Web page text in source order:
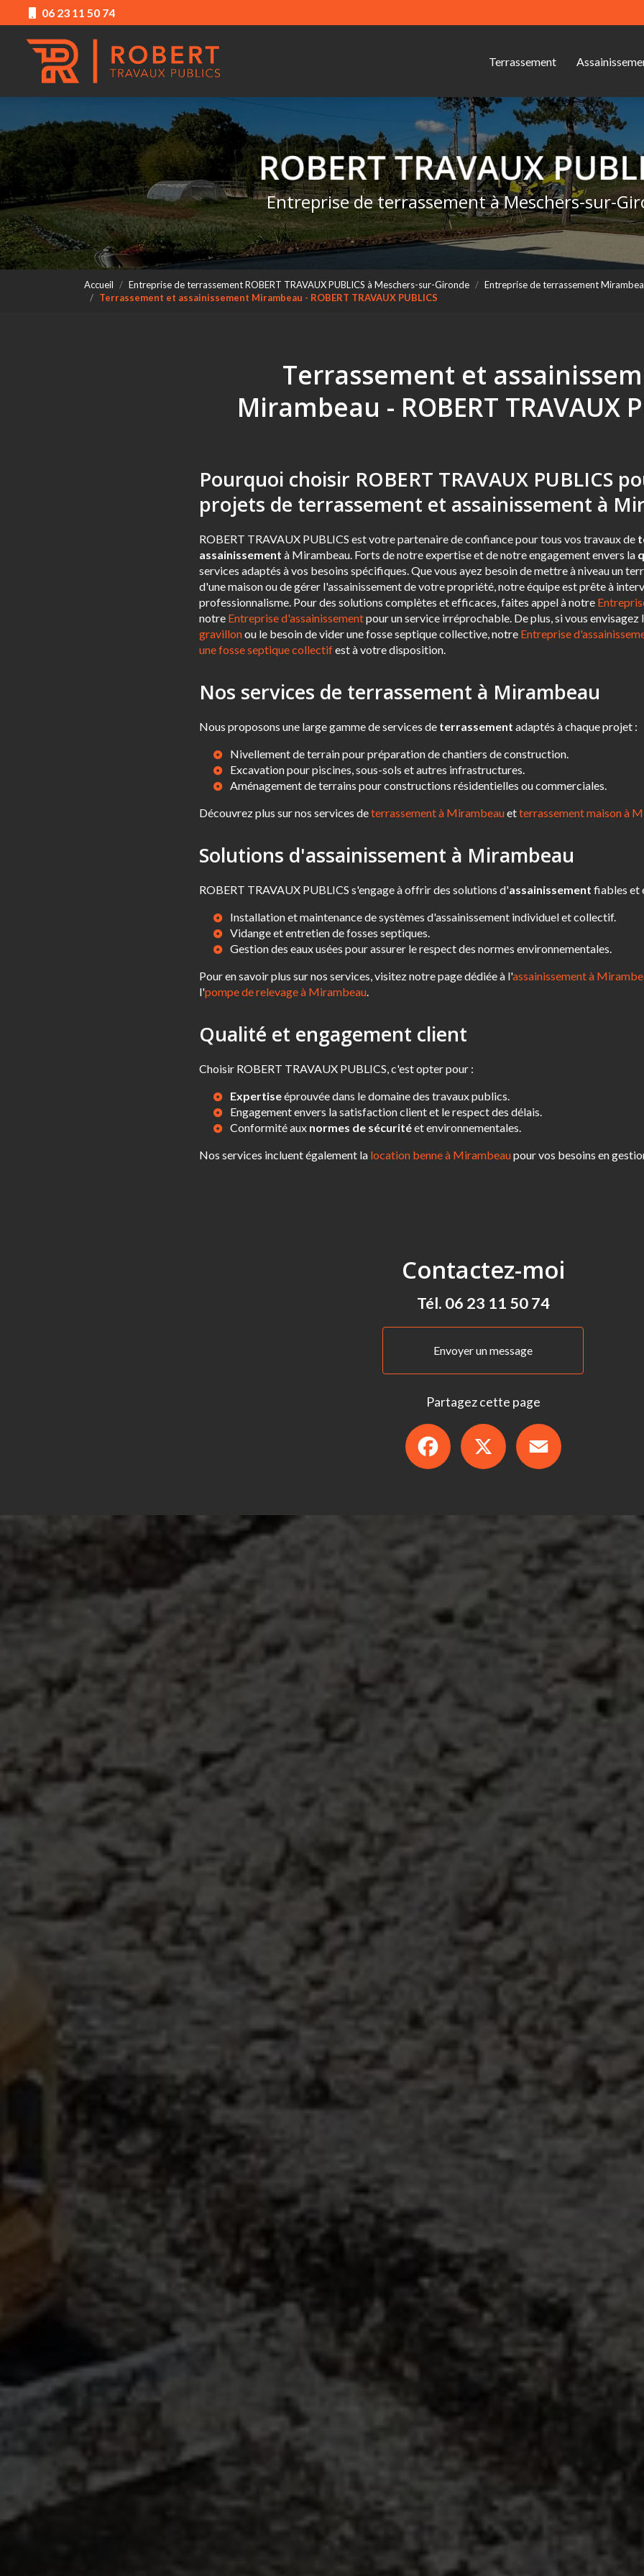
au
contenu
principal
06 23 11 50 74
Terrassement
Entreprise de terrassement à Meschers-sur-
Accueil Entreprise de terrassement ROBERT TRAVAUX PUBLICS à Meschers-sur-Gironde
Entreprise de terrassement
Terrassement et assainissement Mirambeau - ROBERT TRAVAUX PUBLICS
Terrassement et
Mirambeau - ROBERT TRAVAUX
Pourquoi choisir ROBERT TRAVAUX PUBLICS
projets de terrassement et assainissement à
ROBERT TRAVAUX PUBLICS est votre partenaire de confiance pour tous vos travaux de
assainissement à Mirambeau. Forts de notre expertise et de notre engagement envers la
services adaptés à vos besoins spécifiques. Que vous ayez besoin de mettre à niveau un
d'une maison ou de gérer l'assainissement de votre propriété, notre équipe est prête à
professionnalisme. Pour des solutions complètes et efficaces, faites appel à notre
notre Entreprise d'assainissementpour un service irréprochable. De plus, si vous envisagez
gravillonou le besoin de vider une fosse septique collective, notre Entreprise
une fosse septique collectifest à votre disposition.
Nos services de terrassement à Mirambeau
Nous proposons une large gamme de services de terrassement adaptés à chaque projet :
Nivellement de terrain pour préparation de chantiers de construction.
Excavation pour piscines, sous-sols et autres infrastructures.
Aménagement de terrains pour constructions résidentielles ou commerciales.
Découvrez plus sur nos services deterrassement à Mirambeauetterrassement maison à
Solutions d'assainissement à Mirambeau
ROBERT TRAVAUX PUBLICS s'engage à offrir des solutions d'assainissement fiables et
Installation et maintenance de systèmes d'assainissement individuel et collectif.
Vidange et entretien de fosses septiques.
Gestion des eaux usées pour assurer le respect des normes environnementales.
Pour en savoir plus sur nos services, visitez notre page dédiée à l'assainissement à
l'pompe de relevage à Mirambeau.
Qualité et engagement client
Choisir ROBERT TRAVAUX PUBLICS, c'est opter pour :
Expertiseéprouvée dans le domaine des travaux publics.
Engagement envers la satisfaction client et le respect des délais.
Conformité aux normes de sécuritéet environnementales.
Nos services incluent également la location benne à Mirambeaupour vos besoins en
Contactez-moi
Tél. 06 23 11 50 74
Envoyer un message
Partagez cette page
Facebook